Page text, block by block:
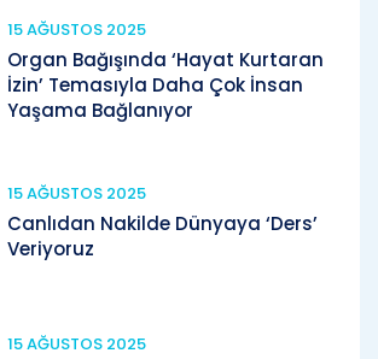
15 AĞUSTOS 2025
Organ Bağışında ‘Hayat Kurtaran
İzin’ Temasıyla Daha Çok İnsan
Yaşama Bağlanıyor
15 AĞUSTOS 2025
Canlıdan Nakilde Dünyaya ‘Ders’
Veriyoruz
15 AĞUSTOS 2025